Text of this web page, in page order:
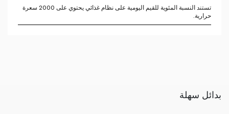
تستند النسبة المئوية للقيم اليومية على نظام غذائي يحتوي على 2000 سعرة
حرارية.
بدائل سهلة